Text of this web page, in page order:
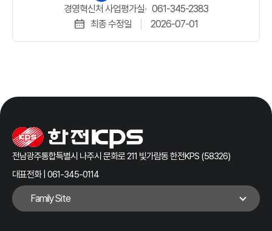
경영혁신처 사업평가실
061-345-2383
최종 수정일
2026-07-01
전남광주통합특별시 나주시 문화로 211 빛가람동 한전KPS (58326)
대표전화 | 061-345-0114
Family Site